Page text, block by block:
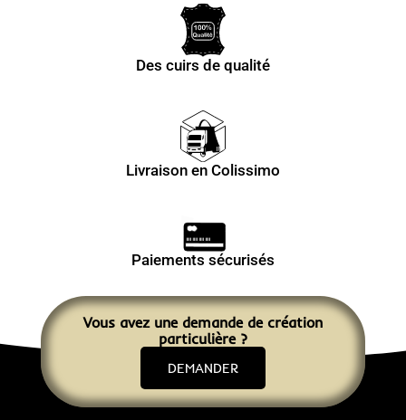
Des cuirs de qualité
Livraison en Colissimo
Paiements sécurisés
Vous avez une demande de création
particulière ?
DEMANDER